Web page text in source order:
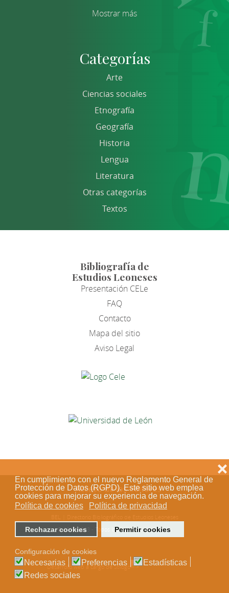
En cumplimiento con el nuevo Reglamento General de
Protección de Datos (RGPD). Este sitio web emplea
cookies para mejorar su experiencia de navegación.
Política de cookies
Política de privacidad
Rechazar cookies Permitir cookies
❌
Configuración de cookies
Necesarias Preferencias
Estadísticas
Redes sociales
Mostrar más
Categorías
Arte
Ciencias sociales
Etnografía
Geografía
Historia
Lengua
Literatura
Otras categorías
Textos
Bibliografía de
Estudios Leoneses
Presentación CELe
FAQ
Contacto
Mapa del sitio
Aviso Legal
Acceso de los editores
© 2018-2023 - Todos los derechos reservados
Desarrollo web a cargo de Stílogo